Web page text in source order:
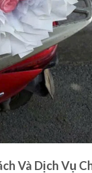
Và Dịch Vụ